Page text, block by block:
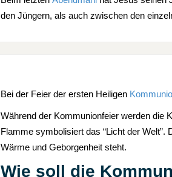
den Jüngern, als auch zwischen den
Bei der Feier der ersten Heiligen
Während der Kommunionfeier werden die
Flamme symbolisiert das “Licht der
Wärme und Geborgenheit steht.
Wie soll die